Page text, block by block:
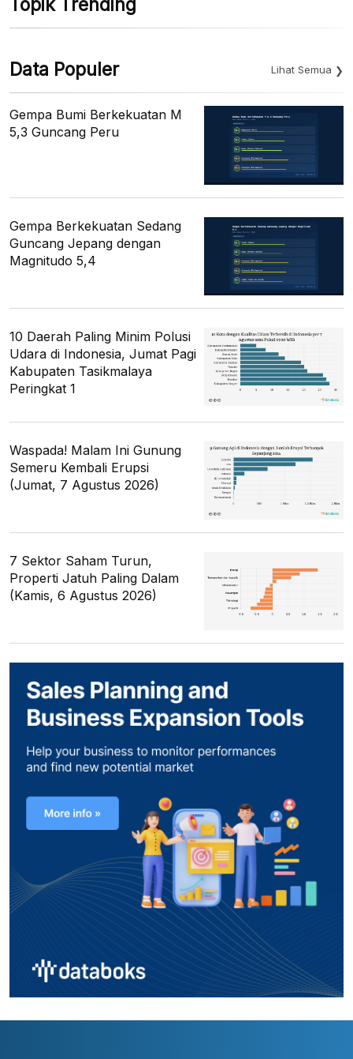
Topik Trending
Data Populer Lihat Semua
Gempa Bumi Berkekuatan M
5,3 Guncang Peru
Gempa Berkekuatan Sedang
Guncang Jepang dengan
Magnitudo 5,4
10 Daerah Paling Minim Polusi
Udara di Indonesia, Jumat Pagi
Kabupaten Tasikmalaya
Peringkat 1
Waspada! Malam Ini Gunung
Semeru Kembali Erupsi
(Jumat, 7 Agustus 2026)
7 Sektor Saham Turun,
Properti Jatuh Paling Dalam
(Kamis, 6 Agustus 2026)